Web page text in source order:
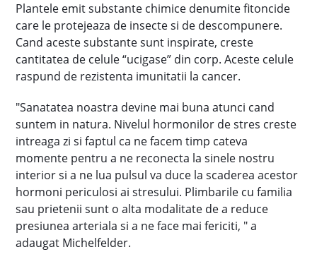
Plantele emit substante chimice denumite fitoncide
care le protejeaza de insecte si de descompunere.
Cand aceste substante sunt inspirate, creste
cantitatea de celule “ucigase” din corp. Aceste celule
raspund de rezistenta imunitatii la cancer.
"Sanatatea noastra devine mai buna atunci cand
suntem in natura. Nivelul hormonilor de stres creste
intreaga zi si faptul ca ne facem timp cateva
momente pentru a ne reconecta la sinele nostru
interior si a ne lua pulsul va duce la scaderea acestor
hormoni periculosi ai stresului. Plimbarile cu familia
sau prietenii sunt o alta modalitate de a reduce
presiunea arteriala si a ne face mai fericiti, " a
adaugat Michelfelder.